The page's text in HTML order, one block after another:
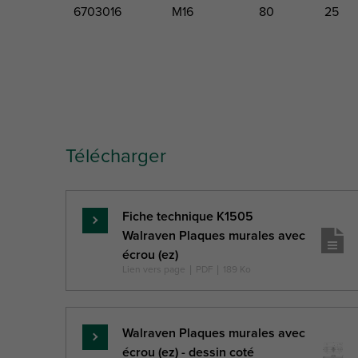
6703016 M16 80 25
Lettre
référence
G
Description
unité
(mm)
Télécharger
savoir
Fiche technique K1505
Walraven Plaques murales avec
écrou (ez)
Lien vers page PDF 189 Ko
Walraven Plaques murales avec
écrou (ez) - dessin coté